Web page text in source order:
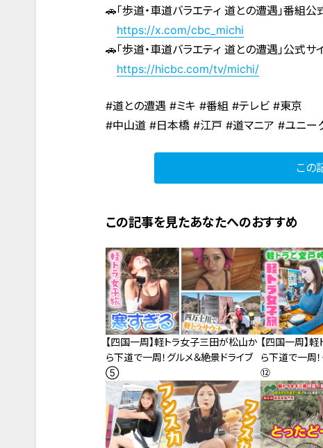
🚗「歩道・車道バラエティ 道との遭遇」番組公
https://x.com/cbc_michi
🚗「歩道・車道バラエティ 道との遭遇」公式サ
https://hicbc.com/tv/michi/
#道との遭遇 #ミキ #番組 #テレビ #東京
#中山道 #日本橋 #江戸 #道マニア #ユニー
この
この記事を見たあなたへのおすすめ
【四国一周】軽トラ女子三田が松山か
ら下道で一周！グルメ＆絶景ドライブ
⑤
【四国一周】
ら下道で一周
⑫